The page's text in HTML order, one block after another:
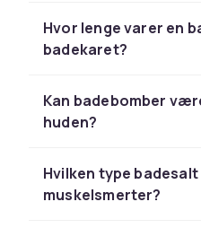
badebombe oppi varmt
brusende reaksjonen.
avslapning
Epsom-salt hjelper
muskler og lindre
Hvor lenge varer en
badekaret?
Kan badebomber
huden?
Hvilken type
muskelsmerter?